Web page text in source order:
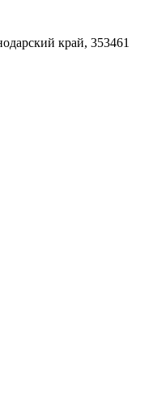
край, 353461